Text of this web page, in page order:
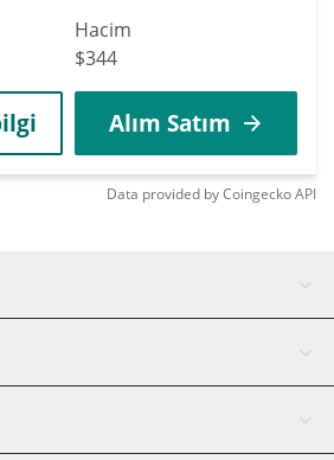
Hacim
$344
Alım Satım
Data provided byCoingeckoAPI